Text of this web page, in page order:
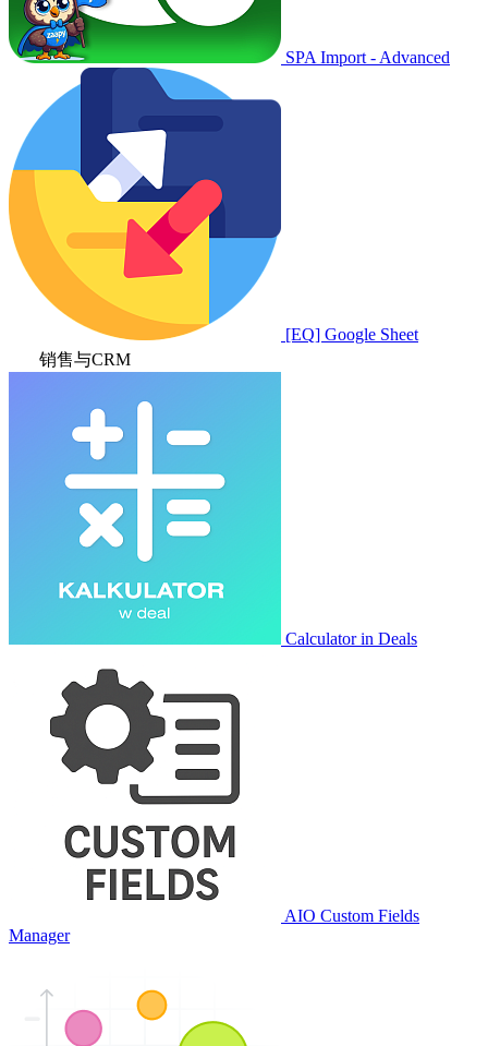
SPA Import - Advanced
[EQ] Google Sheet
销售与CRM
Calculator in Deals
AIO Custom Fields
Manager